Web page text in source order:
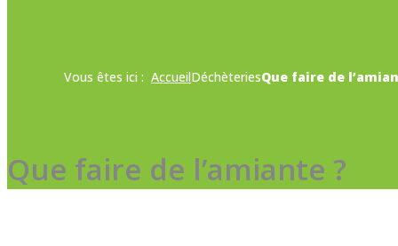
Vous êtes ici : AccueilDéchèteriesQue faire de
Que faire de l’amiante ?